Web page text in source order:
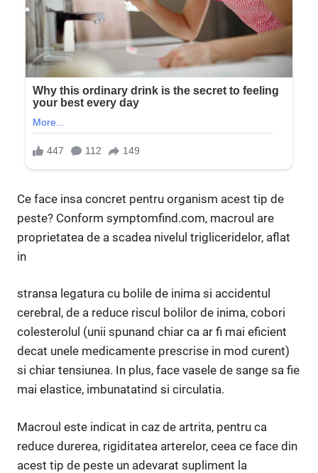
Ce face insa concret pentru organism acest tip de
peste? Conform symptomfind.com, macroul are
proprietatea de a scadea nivelul trigliceridelor, aflat
in
stransa legatura cu bolile de inima si accidentul
cerebral, de a reduce riscul bolilor de inima, cobori
colesterolul (unii spunand chiar ca ar fi mai eficient
decat unele medicamente prescrise in mod curent)
si chiar tensiunea. In plus, face vasele de sange sa fie
mai elastice, imbunatatind si circulatia.
Macroul este indicat in caz de artrita, pentru ca
reduce durerea, rigiditatea arterelor, ceea ce face din
acest tip de peste un adevarat supliment la